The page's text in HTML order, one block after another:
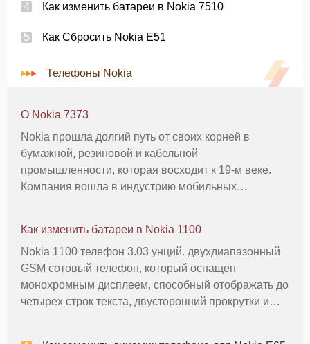
Как изменить батареи в Nokia 7510
Как Сбросить Nokia E51
Телефоны Nokia
О Nokia 7373
Nokia прошла долгий путь от своих корней в
бумажной, резиновой и кабельной
промышленности, которая восходит к 19-м веке.
Компания вошла в индустрию мобильных
моделей мобильных телефонов, таких как Nokia
7373. Разм
Как изменить батареи в Nokia 1100
Nokia 1100 телефон 3.03 унций. двухдиапазонный
GSM сотовый телефон, который оснащен
монохромным дисплеем, способный отображать до
четырех строк текста, двусторонний прокрутки и